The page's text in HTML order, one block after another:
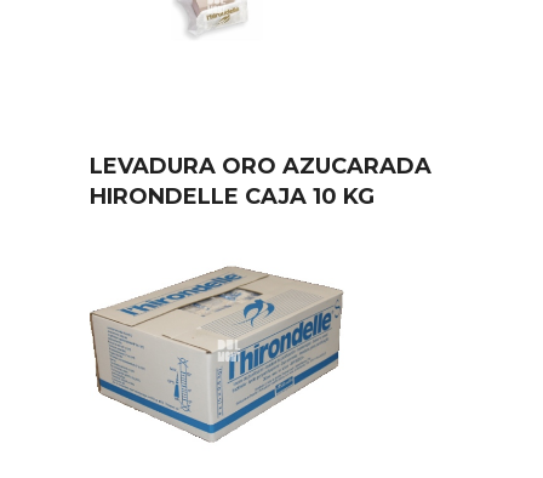
LEVADURA ORO AZUCARADA
HIRONDELLE CAJA 10 KG